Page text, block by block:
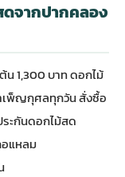
จากปากคลอง
1,300 บาท ดอกไม้
พ็ญกุศลทุกวัน สั่งซื้อ
ระกันดอกไม้สด
แหลม